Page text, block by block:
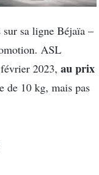
sur sa ligne Béjaïa –
ASL
2023, au prix
de 10 kg, mais pas